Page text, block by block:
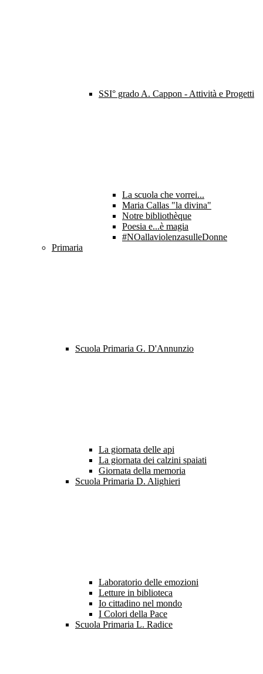
SSI° grado A. Cappon - Attività e Progetti
La scuola che vorrei...
Maria Callas "la divina"
Notre bibliothèque
Poesia e...è magia
#NOallaviolenzasulleDonne
Primaria
Scuola Primaria G. D'Annunzio
La giornata delle api
La giornata dei calzini spaiati
Giornata della memoria
Scuola Primaria D. Alighieri
Laboratorio delle emozioni
Letture in biblioteca
Io cittadino nel mondo
I Colori della Pace
Scuola Primaria L. Radice